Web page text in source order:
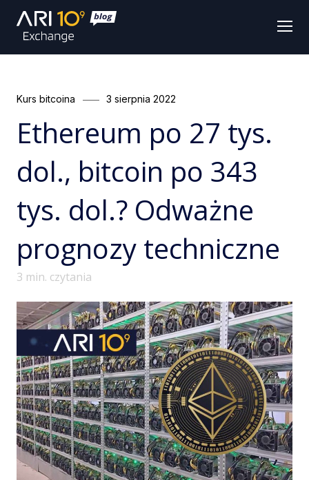
Categories
Kurs bitcoina
Posted
3 sierpnia 2022
Ethereum po 27 tys.
dol., bitcoin po 343
tys. dol.? Odważne
prognozy techniczne
3 min. czytania